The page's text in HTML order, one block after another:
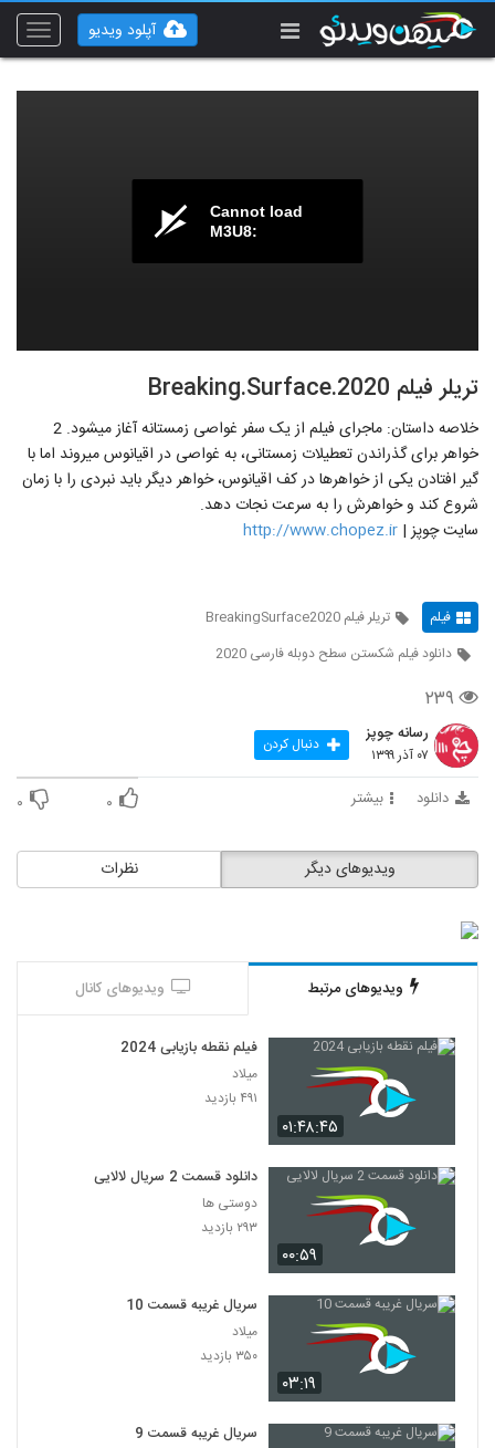
Toggle
آپلود ویدیو
Cannot load
M3U8:
تریلر فیلم Breaking.Surface.2020
خلاصه داستان: ماجرای فیلم از یک سفر غواصی زمستانه آغاز میشود. 2
خواهر برای گذراندن تعطیلات زمستانی، به غواصی در اقیانوس میروند اما با
گیر افتادن یکی از خواهرها در کف اقیانوس، خواهر دیگر باید نبردی را با زمان
شروع کند و خواهرش را به سرعت نجات دهد.
سایت چوپز | http://www.chopez.ir
فیلم
تریلر فیلم BreakingSurface2020
دانلود فیلم شکستن سطح دوبله فارسی 2020
۲۳۹
رسانه چوپز
۰۷ آذر ۱۳۹۹ دنبال کردن
دانلود بیشتر ۰ ۰
نظرات ویدیوهای دیگر
ویدیوهای مرتبط ویدیوهای کانال
۰۱:۴۸:۴۵
فیلم نقطه بازیابی 2024
میلاد
۴۹۱ بازدید
۰۰:۵۹
دانلود قسمت 2 سریال لالایی
دوستی ها
۲۹۳ بازدید
۰۳:۱۹
سریال غریبه قسمت 10
میلاد
۳۵۰ بازدید
سریال غریبه قسمت 9